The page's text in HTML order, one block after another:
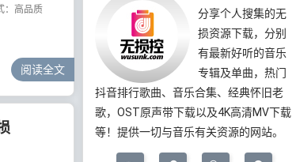
：高品质
阅读全文
分享个人搜集的无
损资源下载，分别
有最新好听的音乐
专辑及单曲，热门
抖音排行歌曲、音乐合集、经典怀旧老
歌，OST原声带下载以及4K高清MV下载
等！提供一切与音乐有关资源的网站。